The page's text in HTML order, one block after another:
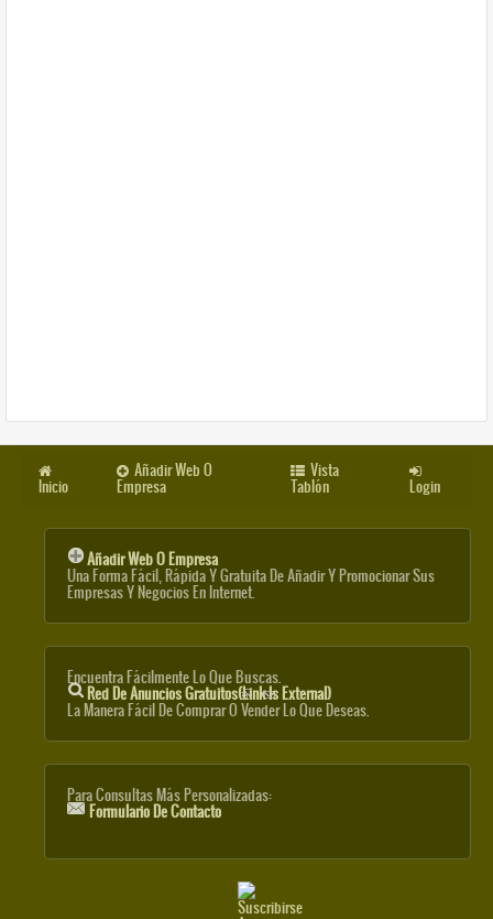
Inicio
Añadir Web O
Empresa
Vista
Tablón Login
Añadir Web O Empresa
Una Forma Fácil, Rápida Y Gratuita De Añadir Y Promocionar Sus
Empresas Y Negocios En Internet.
Encuentra Fácilmente Lo Que Buscas.
Red De Anuncios Gratuitos(link Is External)
La Manera Fácil De Comprar O Vender Lo Que Deseas.
Para Consultas Más Personalizadas:
Formulario De Contacto